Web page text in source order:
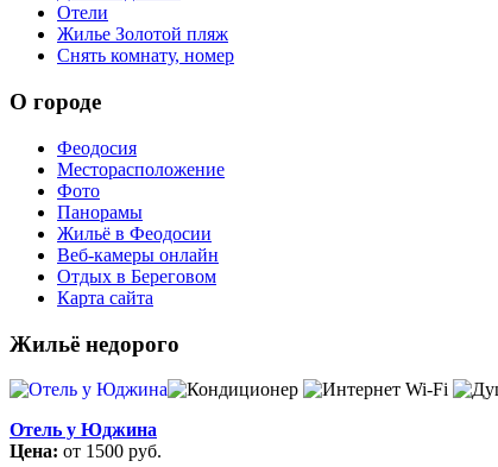
Отели
Жилье Золотой пляж
Снять комнату, номер
О городе
Феодосия
Месторасположение
Фото
Панорамы
Жильё в Феодосии
Веб-камеры онлайн
Отдых в Береговом
Карта сайта
Жильё недорого
Отель у Юджина
Цена: от 1500 руб.